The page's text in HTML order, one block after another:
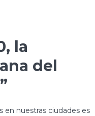
la
del
en nuestras ciudades es